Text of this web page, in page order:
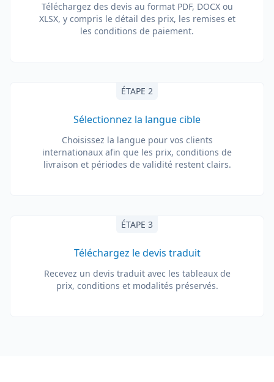
Téléchargez des devis au format PDF, DOCX ou
XLSX, y compris le détail des prix, les remises et
les conditions de paiement.
ÉTAPE 2
Sélectionnez la langue cible
Choisissez la langue pour vos clients
internationaux afin que les prix, conditions de
livraison et périodes de validité restent clairs.
ÉTAPE 3
Téléchargez le devis traduit
Recevez un devis traduit avec les tableaux de
prix, conditions et modalités préservés.